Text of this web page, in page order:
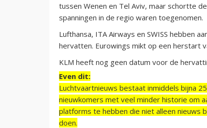
tussen Wenen en Tel Aviv, maar schortte
spanningen in de regio waren toegenomen.
Lufthansa, ITA Airways en SWISS hebben
hervatten. Eurowings mikt op een herstart
KLM heeft nog geen datum voor de
Even dit:
Luchtvaartnieuws bestaat inmiddels bijna
nieuwkomers met veel minder historie om
platforms te hebben die niet alleen nieuws
doen.